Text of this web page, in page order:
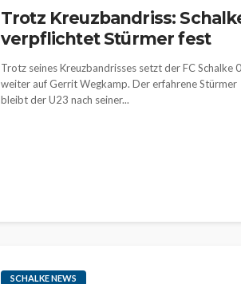
Trotz Kreuzbandriss:
verpflichtet Stürmer fest
Trotz seines Kreuzbandrisses setzt der FC Schalke
weiter auf Gerrit Wegkamp. Der erfahrene Stürmer
bleibt der U23 nach seiner...
SCHALKE NEWS